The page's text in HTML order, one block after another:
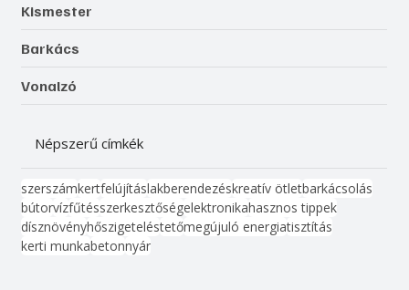
Kismester
Barkács
Vonalzó
Népszerű címkék
szerszámkertfelújításlakberendezéskreatív ötletbarkácsolás
bútorvízfűtésszerkesztőségelektronikahasznos tippek
dísznövényhőszigeteléstetőmegújuló energiatisztítás
kerti munkabetonnyár